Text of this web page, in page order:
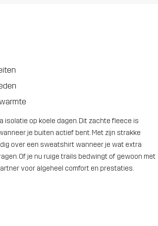
isolatie op koele dagen. Dit zachte fleece is
je buiten actief bent. Met zijn strakke
over een sweatshirt wanneer je wat extra
Of je nu ruige trails bedwingt of gewoon met
voor algeheel comfort en prestaties.